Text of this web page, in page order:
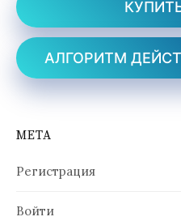
АЛГОРИТМ
МЕТА
Регистрация
Войти